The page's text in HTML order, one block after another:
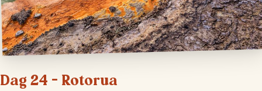
Dag 24 – Rotorua